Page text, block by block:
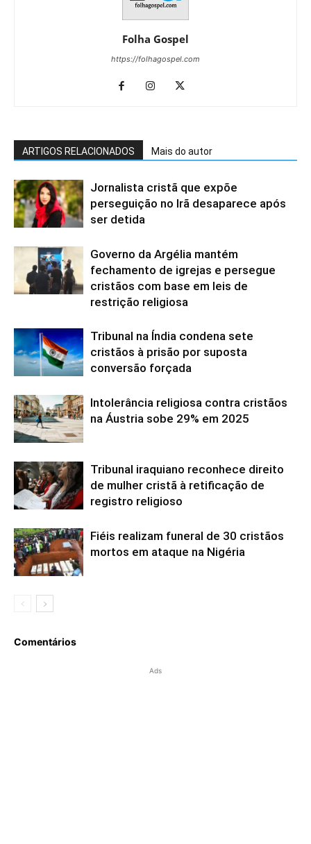
Folha Gospel
https://folhagospel.com
ARTIGOS RELACIONADOS Mais do autor
Jornalista cristã que expõe
perseguição no Irã desaparece após
ser detida
Governo da Argélia mantém
fechamento de igrejas e persegue
cristãos com base em leis de
restrição religiosa
Tribunal na Índia condena sete
cristãos à prisão por suposta
conversão forçada
Intolerância religiosa contra cristãos
na Áustria sobe 29% em 2025
Tribunal iraquiano reconhece direito
de mulher cristã à retificação de
registro religioso
Fiéis realizam funeral de 30 cristãos
mortos em ataque na Nigéria
Comentários
Ads